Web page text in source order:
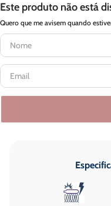
Este produto não está
Quero que me avisem quando